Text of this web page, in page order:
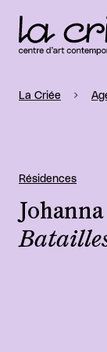
La Criée
Résidences